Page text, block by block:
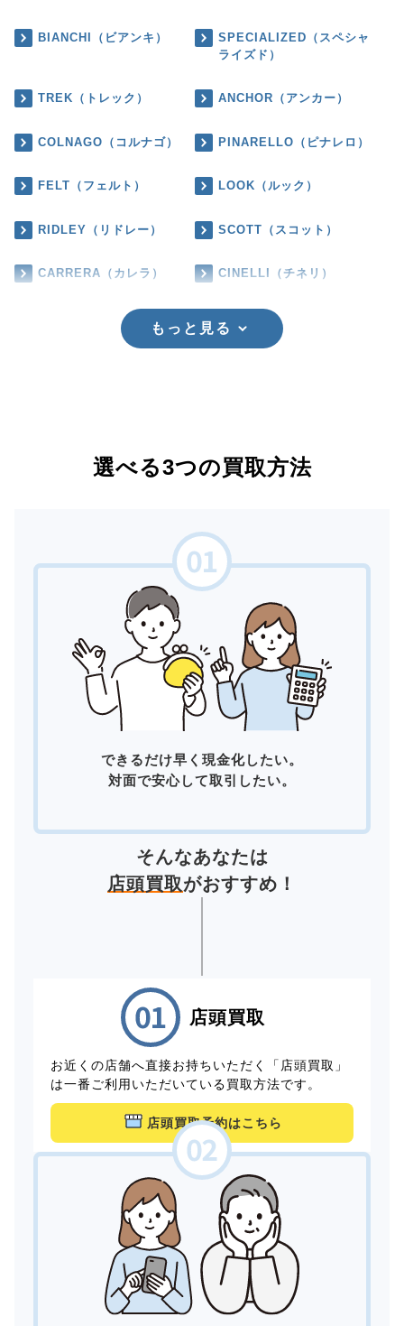
BIANCHI（ビアンキ）
SPECIALIZED（スペシャ
ライズド）
TREK（トレック） ANCHOR（アンカー）
COLNAGO（コルナゴ） PINARELLO（ピナレロ）
FELT（フェルト） LOOK（ルック）
RIDLEY（リドレー） SCOTT（スコット）
CARRERA（カレラ） CINELLI（チネリ）
もっと見る
選べる3つの買取方法
できるだけ早く現金化したい。
対面で安心して取引したい。
そんなあなたは
店頭買取がおすすめ！
店頭買取
お近くの店舗へ直接お持ちいただく「店頭買取」
は一番ご利用いただいている買取方法です。
店頭買取予約はこちら